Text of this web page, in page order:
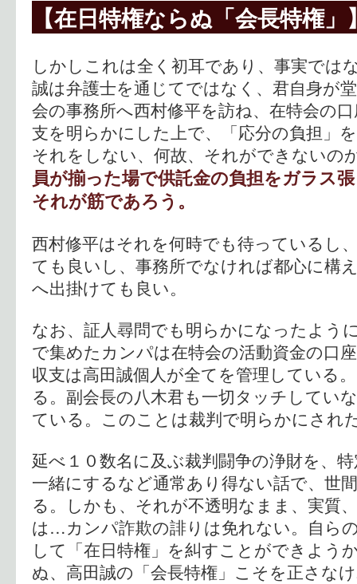
【在日特権ならぬ「会長特権」
しかしこれは全く初耳であり、事実では
誠は弁護士を通じてではなく、君自身が
会の事務所へ西村修平を訪ね、在特会の
支を明らかにした上で、「応分の負担」
それをしない、何故、それができないの
員が揃った場で供託金の負担をガラス
それが筋であろう。
西村修平はそれを何時でも待っているし
ても良いし、事務所でなければ都心に構
へ出掛けても良い。
なお、証人尋問でも明らかになったよう
で集めたカンパは在特会の活動資金の口
収支は高田誠個人が全てを管理している
る。副会長の八木君も一切タッチしてい
ている。このことは裁判で明らかにされ
延べ１０数名に及ぶ裁判闘争の浄財を、
一緒にするなど通常あり得ない話で、世
る。しかも、それが不透明なまま、実質
は…カンパ詐欺の誹りは免れない。自ら
して「在日特権」を糾すことができよう
ぬ、高田誠の「会長特権」こそを正さな